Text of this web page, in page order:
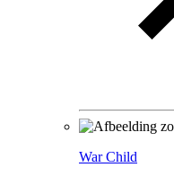
War Child